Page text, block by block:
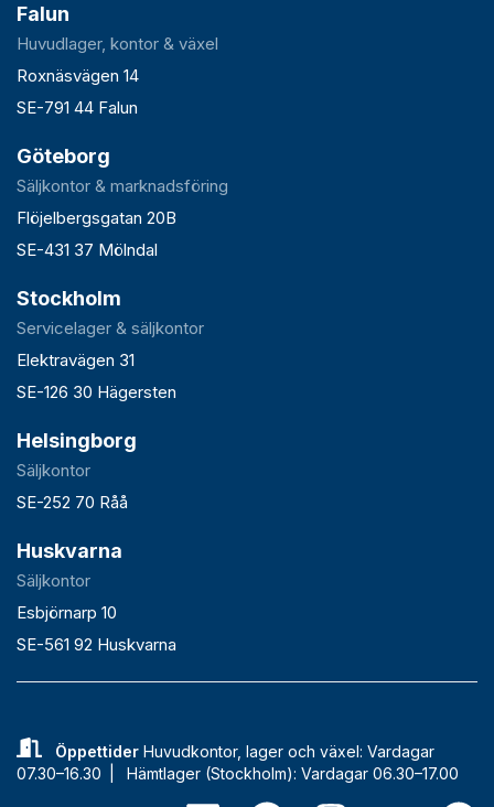
Falun
Huvudlager, kontor & växel
Roxnäsvägen 14
SE-791 44 Falun
Göteborg
Säljkontor & marknadsföring
Flöjelbergsgatan 20B
SE-431 37 Mölndal
Stockholm
Servicelager & säljkontor
Elektravägen 31
SE-126 30 Hägersten
Helsingborg
Säljkontor
SE-252 70 Råå
Huskvarna
Säljkontor
Esbjörnarp 10
SE-561 92 Huskvarna
ÖppettiderHuvudkontor, lager och växel: Vardagar
07.30–16.30 | Hämtlager (Stockholm): Vardagar 06.30–17.00